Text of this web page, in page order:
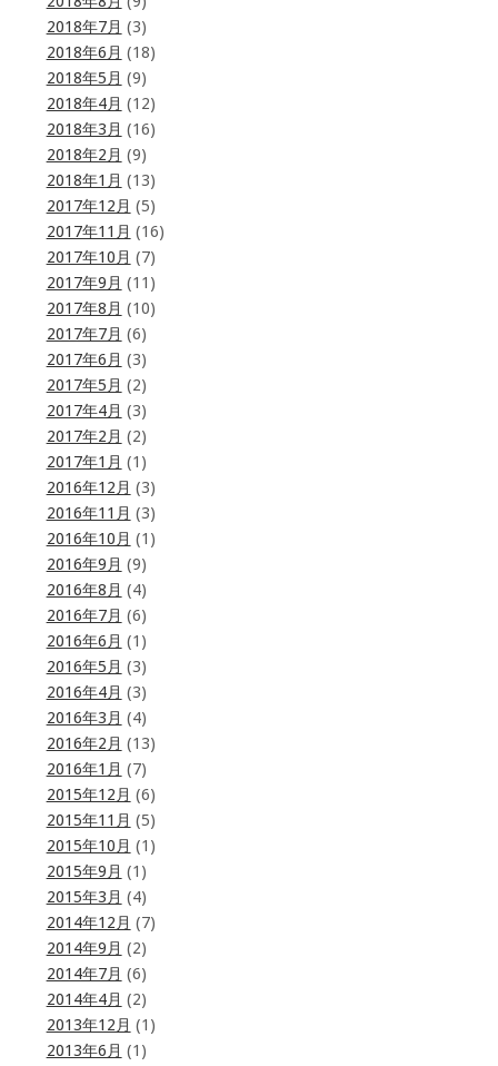
2018年7月 (3)
2018年6月 (18)
2018年5月 (9)
2018年4月 (12)
2018年3月 (16)
2018年2月 (9)
2018年1月 (13)
2017年12月 (5)
2017年11月 (16)
2017年10月 (7)
2017年9月 (11)
2017年8月 (10)
2017年7月 (6)
2017年6月 (3)
2017年5月 (2)
2017年4月 (3)
2017年2月 (2)
2017年1月 (1)
2016年12月 (3)
2016年11月 (3)
2016年10月 (1)
2016年9月 (9)
2016年8月 (4)
2016年7月 (6)
2016年6月 (1)
2016年5月 (3)
2016年4月 (3)
2016年3月 (4)
2016年2月 (13)
2016年1月 (7)
2015年12月 (6)
2015年11月 (5)
2015年10月 (1)
2015年9月 (1)
2015年3月 (4)
2014年12月 (7)
2014年9月 (2)
2014年7月 (6)
2014年4月 (2)
2013年12月 (1)
2013年6月 (1)